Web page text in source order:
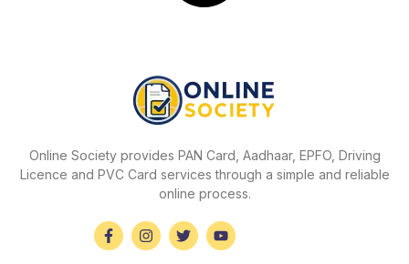
Online Society provides PAN Card, Aadhaar, EPFO, Driving
Licence and PVC Card services through a simple and reliable
online process.